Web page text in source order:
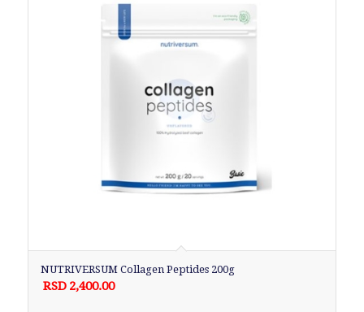
NUTRIVERSUM Collagen Peptides 200g
RSD 2,400.00